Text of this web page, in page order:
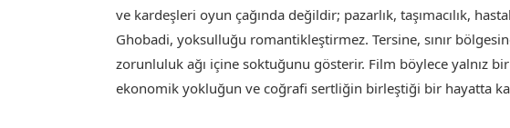
ve kardeşleri oyun çağında değildir; pazarlık, taşımacılık,
Ghobadi, yoksulluğu romantikleştirmez. Tersine, sınır
zorunluluk ağı içine soktuğunu gösterir. Film böylece yalnız bir
ekonomik yokluğun ve coğrafi sertliğin birleştiği bir hayatta